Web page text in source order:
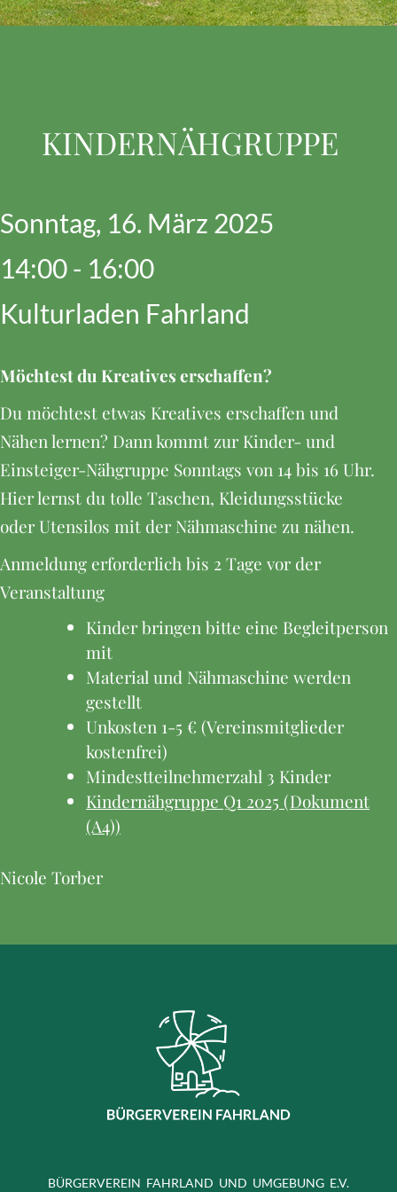
KINDERNÄHGRUPPE
Sonntag, 16. März 2025
14:00 - 16:00
Kulturladen Fahrland
Möchtest du Kreatives erschaffen?
Du möchtest etwas Kreatives erschaffen und
Nähen lernen? Dann kommt zur Kinder- und
Einsteiger-Nähgruppe Sonntags von 14 bis 16 Uhr.
Hier lernst du tolle Taschen, Kleidungsstücke
oder Utensilos mit der Nähmaschine zu nähen.
Anmeldung erforderlich bis 2 Tage vor der
Veranstaltung
Kinder bringen bitte eine Begleitperson
mit
Material und Nähmaschine werden
gestellt
Unkosten 1-5 € (Vereinsmitglieder
kostenfrei)
Mindestteilnehmerzahl 3 Kinder
Kindernähgruppe Q1 2025 (Dokument
(A4))
Nicole Torber
BÜRGERVEREIN FAHRLAND UND UMGEBUNG E.V.